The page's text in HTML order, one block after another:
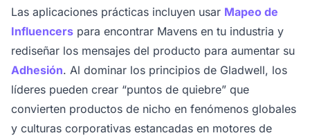
Las aplicaciones prácticas incluyen usar Mapeo de
Influencers para encontrar Mavens en tu industria y
rediseñar los mensajes del producto para aumentar su
Adhesión. Al dominar los principios de Gladwell, los
líderes pueden crear “puntos de quiebre” que
convierten productos de nicho en fenómenos globales
y culturas corporativas estancadas en motores de